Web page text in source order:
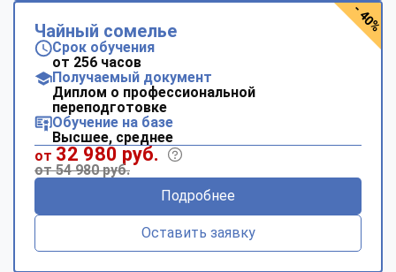
Чайный сомелье
Срок обучения
от 256 часов
Получаемый документ
Диплом о профессиональной
переподготовке
Обучение на базе
Высшее, среднее
от 32 980 руб.
от 54 980 руб.
Подробнее
Оставить заявку
- 40%